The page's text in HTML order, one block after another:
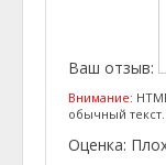
Ваш отзыв:
Внимание:
обычный текст.
Оценка: